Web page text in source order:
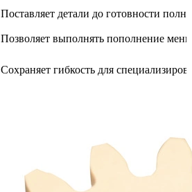
Поставляет детали до готовности
Позволяет выполнять пополнение
Сохраняет гибкость для